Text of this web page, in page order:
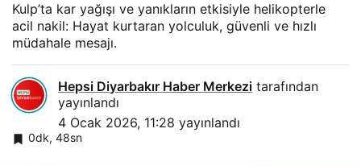
Kulp’ta kar yağışı ve yanıkların etkisiyle helikopterle
acil nakil: Hayat kurtaran yolculuk, güvenli ve hızlı
müdahale mesajı.
Hepsi Diyarbakır Haber Merkezi tarafından
yayınlandı
4 Ocak 2026, 11:28 yayınlandı
0dk, 48sn